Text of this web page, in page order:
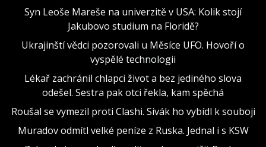
Syn Leoše Mareše na univerzitě v USA: Kolik stojí
Jakubovo studium na Floridě?
Ukrajinští vědci pozorovali u Měsíce UFO. Hovoří o
vyspělé technologii
Lékař zachránil chlapci život a bez jediného slova
odešel. Sestra pak otci řekla, kam spěchá
Roušal se vymezil proti Clashi. Sivák ho vybídl k souboji
Muradov odmítl velké peníze z Ruska. Jednal i s KSW